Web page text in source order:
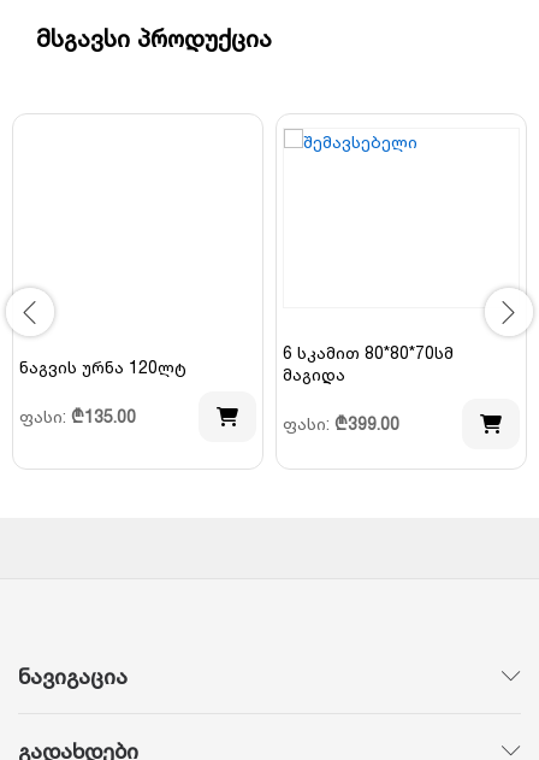
მსგავსი პროდუქცია
ნაგვის ურნა 120ლტ
ფასი: ₾135.00
6 სკამით 80*80*70სმ
მაგიდა
ფასი: ₾399.00
ნავიგაცია
გადახდები